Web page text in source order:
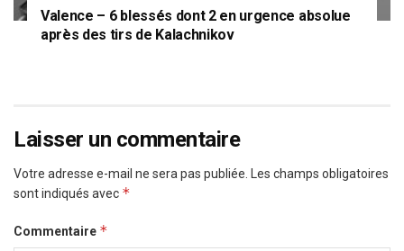
Valence – 6 blessés dont 2 en urgence absolue
après des tirs de Kalachnikov
Laisser un commentaire
Votre adresse e-mail ne sera pas publiée.
Les champs obligatoires
sont indiqués avec *
Commentaire *